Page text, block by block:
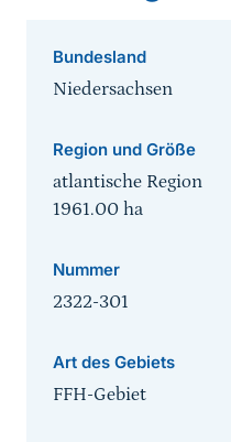
Bundesland
Niedersachsen
Region und Größe
atlantische Region
1961.00 ha
Nummer
2322-301
Art des Gebiets
FFH-Gebiet